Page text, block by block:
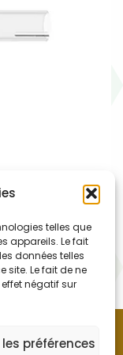
telles que
appareils. Le fait
données telles
site. Le fait de ne
négatif sur
préférences
/ Duo
à la matrice
Axial / Duo